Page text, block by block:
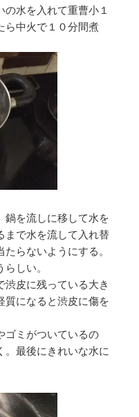
水を入れて重曹小１
ら中火で１０分間煮
を流しに移して水を
まで水を流して入れ替
らないようにする。
しい。
渋皮に残っている大き
質になると渋皮に傷を
ゴミがついているの
。最後にきれいな水に